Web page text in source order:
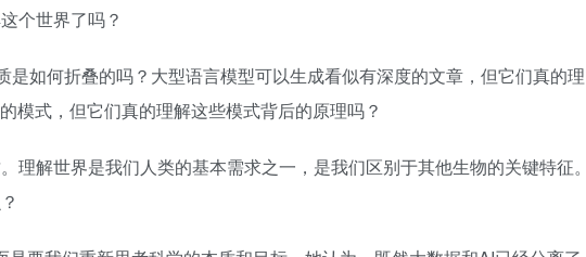
个世界了吗？
如何折叠的吗？大型语言模型可以生成看似有深度的文章，但它们真的理
模式，但它们真的理解这些模式背后的原理吗？
解世界是我们人类的基本需求之一，是我们区别于其他生物的关键特征。